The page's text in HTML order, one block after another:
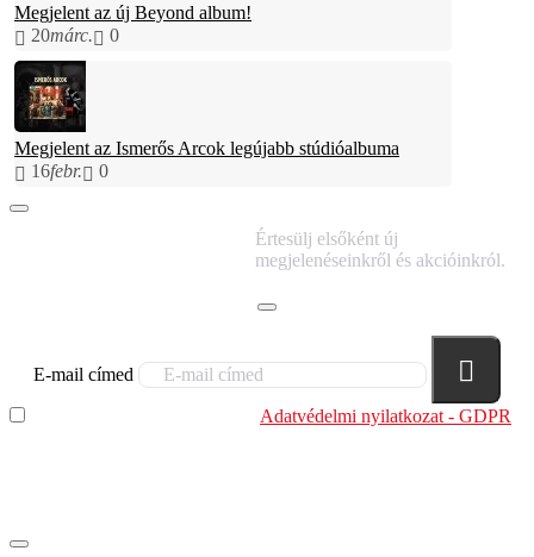
Megjelent az új Beyond album!
20márc. 0
Megjelent az Ismerős Arcok legújabb stúdióalbuma
16febr. 0
Értesülj elsőként új
megjelenéseinkről és akcióinkról.
E-mail címed
Adatvédelmi nyilatkozat - GDPR